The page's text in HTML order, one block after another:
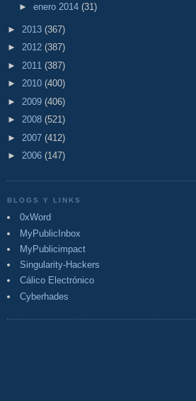
► enero 2014 (31)
► 2013 (367)
► 2012 (387)
► 2011 (387)
► 2010 (400)
► 2009 (406)
► 2008 (521)
► 2007 (412)
► 2006 (147)
BLOGS Y LINKS
0xWord
MyPublicInbox
MyPublicimpact
Singularity-Hackers
Cálico Electrónico
Cyberhades